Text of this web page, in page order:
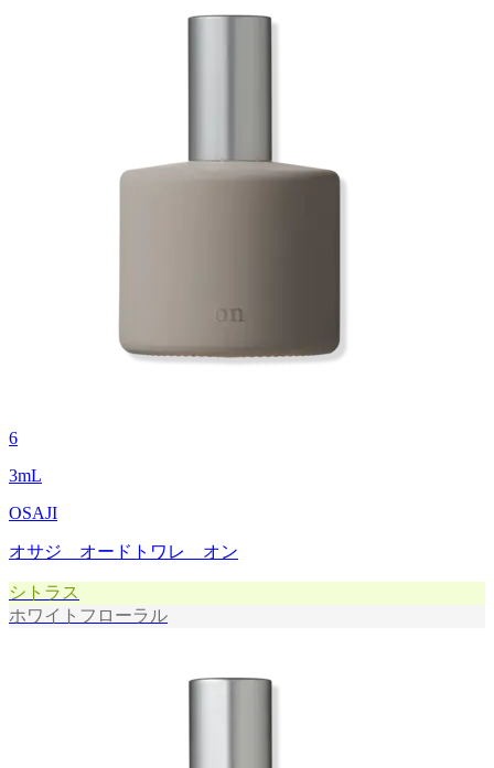
6
3mL
OSAJI
オサジ オードトワレ オン
シトラス
ホワイトフローラル